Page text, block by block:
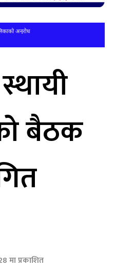
बैठक
मा प्रकाशित